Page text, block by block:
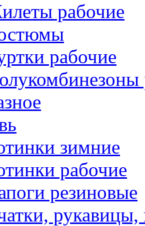
рабочие
рабочие
зимние
рабочие
резиновые
рукавицы,